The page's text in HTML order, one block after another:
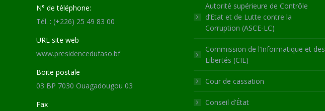
N° de téléphone:
Tél. : (+226) 25 49 83 00
URL site web
www.presidencedufaso.bf
Boite postale
03 BP 7030 Ouagadougou 03
Fax
Autorité supérieure de Contrôle
d’Etat et de Lutte contre la
Corruption (ASCE-LC)
Commission de l’Informatique et des
Libertés (CIL)
Cour de cassation
Conseil d’État